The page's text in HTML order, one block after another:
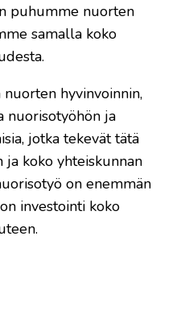
puhumme nuorten
samalla koko
hyvinvoinnin,
nuorisotyöhön ja
jotka tekevät tätä
ja koko yhteiskunnan
on enemmän
investointi koko